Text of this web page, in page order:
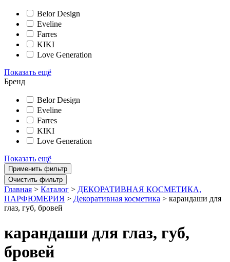
Belor Design
Eveline
Farres
KIKI
Love Generation
Показать ещё
Бренд
Belor Design
Eveline
Farres
KIKI
Love Generation
Показать ещё
Главная > Каталог > ДЕКОРАТИВНАЯ КОСМЕТИКА,
ПАРФЮМЕРИЯ > Декоративная косметика > карандаши для
глаз, губ, бровей
карандаши для глаз, губ,
бровей